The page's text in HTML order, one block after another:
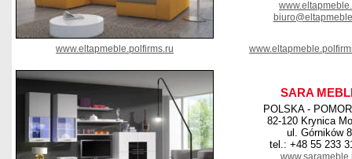
www.eltapmeble.polfirms.ru
SARA
POLSKA -
82-120 Krynica
ul. Górników 8
tel.: +48 55 233